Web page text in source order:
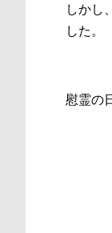
しかし
した。
慰霊の